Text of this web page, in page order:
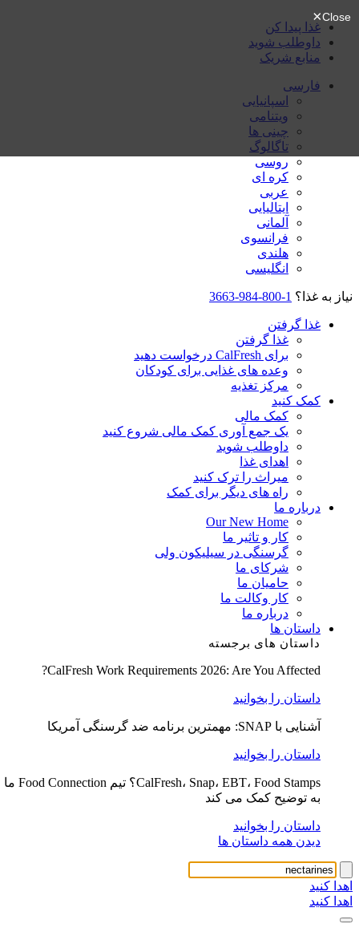
غذا پیدا کن
داوطلب شوید
منابع شریک
فارسی
اسپانیایی
ویتنامی
چینی ها
تاگالوگ
روسی
کره ای
عربی
ایتالیایی
آلمانی
فرانسوی
هلندی
انگلیسی
نیاز به غذا؟ 1-800-984-3663
غذا گرفتن
غذا گرفتن
برای CalFresh درخواست دهید
وعده های غذایی برای کودکان
مرکز تغذیه
کمک کنید
کمک مالی
یک جمع آوری کمک مالی شروع کنید
داوطلب شوید
اهدای غذا
میراث را ترک کنید
راه های دیگر برای کمک
درباره ما
Our New Home
کار و تاثیر ما
گرسنگی در سیلیکون ولی
شرکای ما
حامیان ما
کار وکالت ما
درباره ما
داستان ها
داستان های برجسته
CalFresh Work Requirements 2026: Are You Affected?
داستان را بخوانید
آشنایی با SNAP: مهمترین برنامه ضد گرسنگی آمریکا
داستان را بخوانید
CalFresh، Snap، EBT، Food Stamps؟ تیم Food Connection ما
به توضیح کمک می کند
داستان را بخوانید
دیدن همه داستان ها
اهدا کنید
اهدا کنید